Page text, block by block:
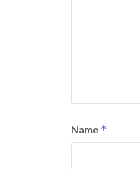
Name *